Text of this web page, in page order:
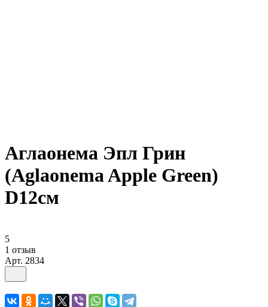
Аглаонема Эпл Грин
(Aglaonema Apple Green)
D12см
5
1 отзыв
Арт. 2834